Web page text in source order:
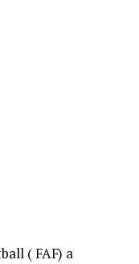
( FAF) a